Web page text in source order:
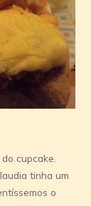
cupcake.
tinha um
o